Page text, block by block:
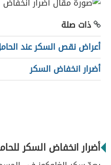
ذات صلة
أعراض نقص السكر عند
أضرار انخفاض السكر
أضرار انخفاض السكر